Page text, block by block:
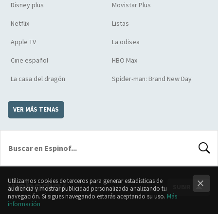
Disney plus Movistar Plus
Netflix Listas
Apple TV La odisea
Cine español HBO Max
La casa del dragón Spider-man: Brand New Day
VER MÁS TEMAS
Utilizamos cookies de terceros para generar estadísticas de
audiencia y mostrar publicidad personalizada analizando tu
navegación. Si sigues navegando estarás aceptando su uso. Más
información